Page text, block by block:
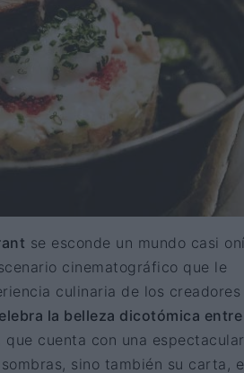
se esconde un mundo casi
cinematográfico que le
culinaria de los
la belleza dicotómica
cuenta con una espectacular
sino también su carta,